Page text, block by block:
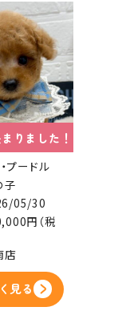
りました！
プードル
子
05/30
円（税
店
見る